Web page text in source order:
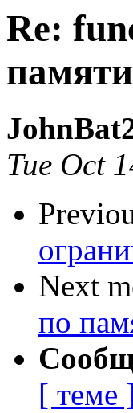
Re:
Tue Oct
Next
по
[ теме